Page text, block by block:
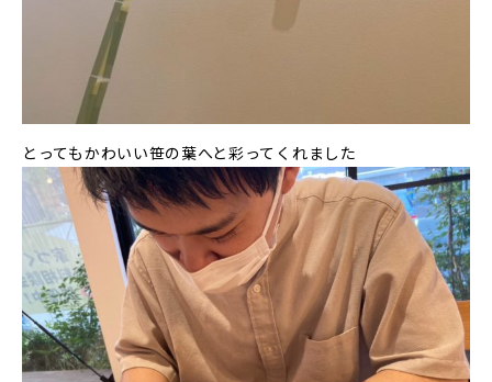
とってもかわいい笹の葉へと彩ってくれました